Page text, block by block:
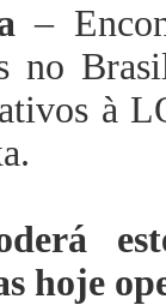
–
no
à
hoje